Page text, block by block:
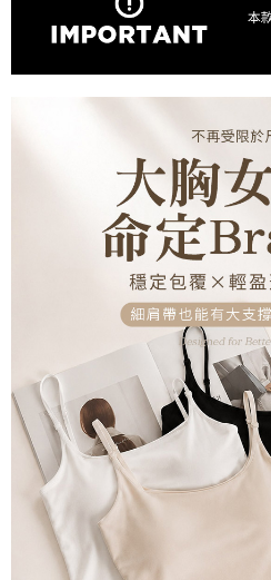
※ 請注意：結帳手續完成當下不需立刻
購買商品的店家。未經商家同意取消之
※ 交易是否成功請以「AFTEE先享後付
１．透過由恩沛科技股份有限公司提供
易，需依本服務之必要範圍內提供個人
權轉讓予恩沛科技股份有限公司。
２．關於個人資料處理事宜，請瀏覽以下
https://aftee.tw/terms/#terms3
３．未成年的使用者請事先徵得法定代理
「AFTEE先享後付」，若未經同意申辦
４．使用「AFTEE先享後付」時，將依
時審查核予不同之上限額度；若仍有額
請求用戶進行身份認證。
５．嚴禁一人註冊多個帳號或使用他人
恩沛科技股份有限公司將有權停止該用
每筆NT$85，滿NT$1,000(含以上)免
付款後7-11取貨
每筆NT$85，滿NT$1,000(含以上)
每筆NT$85，滿NT$1,000(含以上)